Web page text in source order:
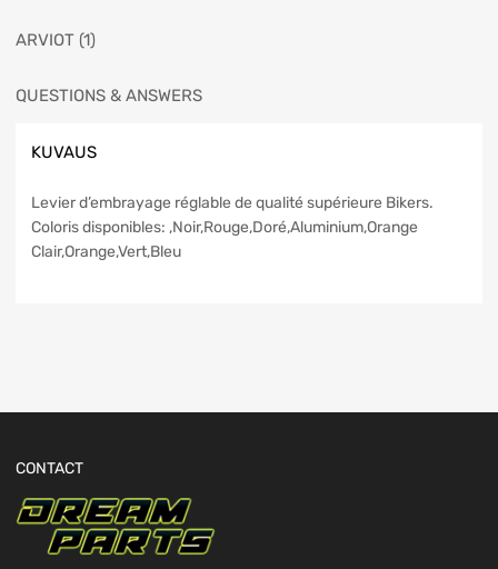
ARVIOT (1)
QUESTIONS & ANSWERS
KUVAUS
Levier d’embrayage réglable de qualité supérieure Bikers.
Coloris disponibles: ,Noir,Rouge,Doré,Aluminium,Orange
Clair,Orange,Vert,Bleu
CONTACT